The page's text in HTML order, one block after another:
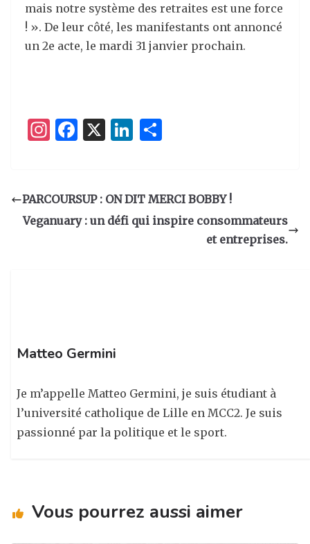
mais notre système des retraites est une force
! ». De leur côté, les manifestants ont annoncé
un 2e acte, le mardi 31 janvier prochain.
I
a
g
F
e
b
X
Li
e
dI
g
er
PARCOURSUP : ON DIT MERCI BOBBY !
Veganuary : un défi qui inspire consommateurs
et entreprises.
Matteo Germini
Je m’appelle Matteo Germini, je suis étudiant à
l’université catholique de Lille en MCC2. Je suis
passionné par la politique et le sport.
Vous pourrez aussi aimer